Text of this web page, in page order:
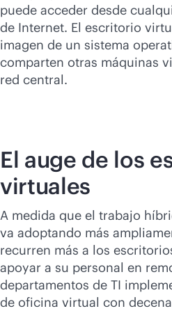
Comprar
puede acceder desde
de Internet. El escritorio
imagen de un sistema
comparten otras máquinas
red central.
El auge de los
virtuales
A medida que el trabajo
va adoptando más
recurren más a los
apoyar a su personal en
departamentos de TI
de oficina virtual con